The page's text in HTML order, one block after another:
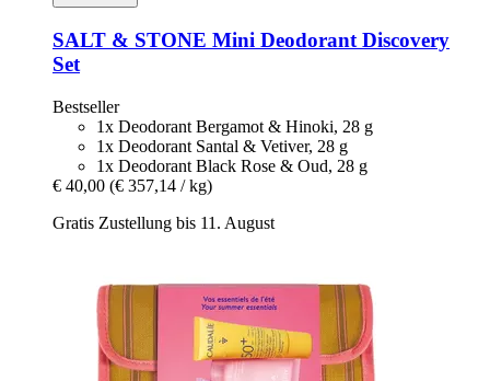
SALT & STONE Mini Deodorant Discovery
Set
Bestseller
1x Deodorant Bergamot & Hinoki, 28 g
1x Deodorant Santal & Vetiver, 28 g
1x Deodorant Black Rose & Oud, 28 g
€ 40,00 (€ 357,14 / kg)
Gratis Zustellung bis 11. August